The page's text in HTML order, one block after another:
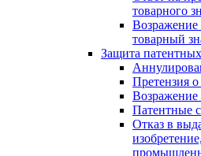
товарного
Возражение
товарный
Защита
Претензия
Возражение
Патентные
Отказ в